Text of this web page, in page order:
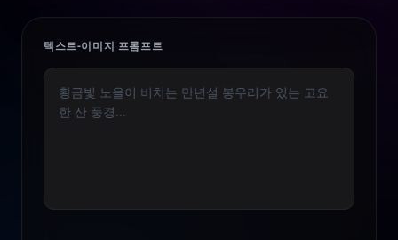
텍스트-이미지 프롬프트